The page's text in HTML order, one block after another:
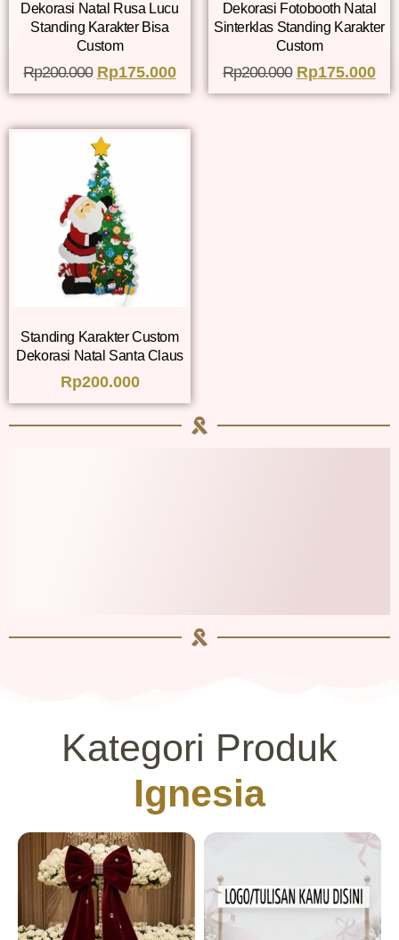
Dekorasi Natal Rusa Lucu
Standing Karakter Bisa
Custom
Rp200.000 Rp175.000
Dekorasi Fotobooth Natal
Sinterklas Standing Karakter
Custom
Rp200.000 Rp175.000
Standing Karakter Custom
Dekorasi Natal Santa Claus
Rp200.000
Kategori Produk
Ignesia